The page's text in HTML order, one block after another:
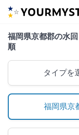
福岡県京都郡の水
順
タイプを
福岡県京